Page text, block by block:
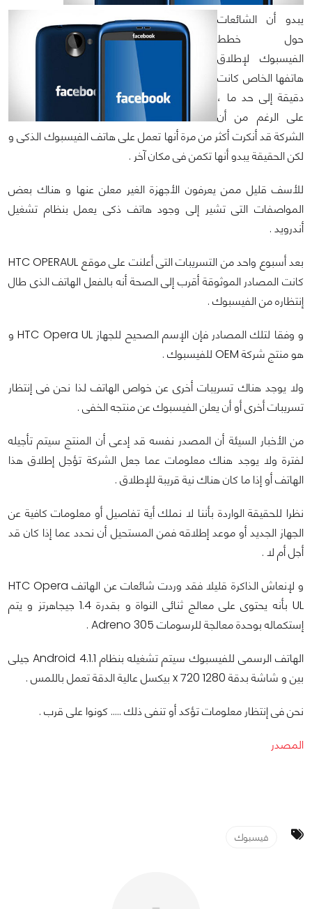
يبدو أن الشائعات
حول خطط
الفيسبوك لإطلاق
هاتفها الخاص كانت
دقيقة إلى حد ما ،
على الرغم من أن
الشركة قد أنكرت أكثر من مرة أنها تعمل على هاتف الفيسبوك الذكى و
لكن الحقيقة يبدو أنها تكمن فى مكان آخر .
للأسف قليل ممن يعرفون الأجهزة الغير معلن عنها و هناك بعض
المواصفات التى تشير إلى وجود هاتف ذكى يعمل بنظام تشغيل
أندرويد .
بعد أسبوع واحد من التسريبات التى أعلنت على موقع HTC OPERAUL
كانت المصادر الموثوقة أقرب إلى الصحة أنه بالفعل الهاتف الذى طال
إنتظاره من الفيسبوك .
و وفقا لتلك المصادر فإن الإسم الصحيح للجهاز HTC Opera UL و
هو منتج شركة OEM للفيسبوك .
ولا يوجد هناك تسريبات أخرى عن خواص الهاتف لذا نحن فى إنتظار
تسريبات أخرى أو أن يعلن الفيسبوك عن منتجه الخفى .
من الأخبار السيئة أن المصدر نفسه قد إدعى أن المنتج سيتم تأجيله
لفترة ولا يوجد هناك معلومات عما جعل الشركة تؤجل إطلاق هذا
الهاتف أو إذا ما كان هناك نية قريبة للإطلاق .
نظرا للحقيقة الواردة بأننا لا نملك أية تفاصيل أو معلومات كافية عن
الجهاز الجديد أو موعد إطلاقه فمن المستحيل أن نحدد عما إذا كان قد
أجل أم لا .
و لإنعاش الذاكرة قليلا فقد وردت شائعات عن الهاتف HTC Opera
UL بأنه يحتوى على معالج ثنائى النواة و بقدرة 1.4 جيجاهرتز و يتم
إستكماله بوحدة معالجة للرسومات Adreno 305 .
الهاتف الرسمى للفيسبوك سيتم تشغيله بنظام Android 4.1.1 جيلى
بين و شاشة بدقة 1280 x 720 بيكسل عالية الدقة تعمل باللمس .
نحن فى إنتظار معلومات تؤكد أو تنفى ذلك ..... كونوا على قرب .
المصدر
فيسبوك